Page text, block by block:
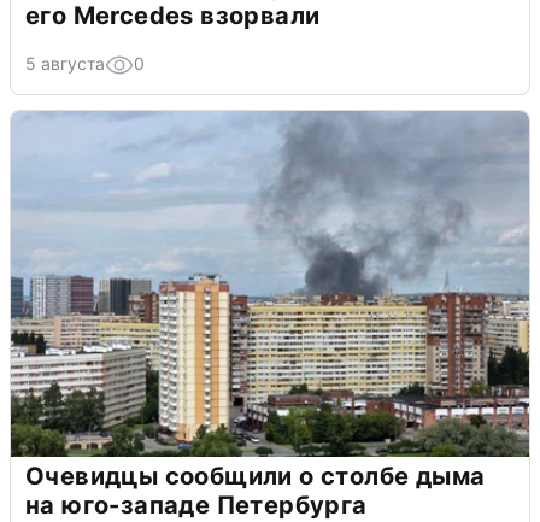
его Mercedes взорвали
5 августа 0
Очевидцы сообщили о столбе дыма
на юго-западе Петербурга